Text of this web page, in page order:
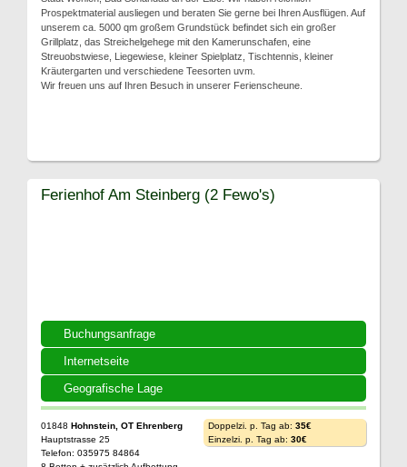
Prospektmaterial ausliegen und beraten Sie gerne bei Ihren Ausflügen. Auf
unserem ca. 5000 qm großem Grundstück befindet sich ein großer
Grillplatz, das Streichelgehege mit den Kamerunschafen, eine
Streuobstwiese, Liegewiese, kleiner Spielplatz, Tischtennis, kleiner
Kräutergarten und verschiedene Teesorten uvm.
Wir freuen uns auf Ihren Besuch in unserer Ferienscheune.
Buchungsanfrage
Internetseite
Geografische Lage
Ferienhof Am Steinberg (2 Fewo's)
01848 Hohnstein, OT Ehrenberg
Hauptstrasse 25
Telefon: 035975 84864
Doppelzi. p. Tag ab: 35€
Einzelzi. p. Tag ab: 30€